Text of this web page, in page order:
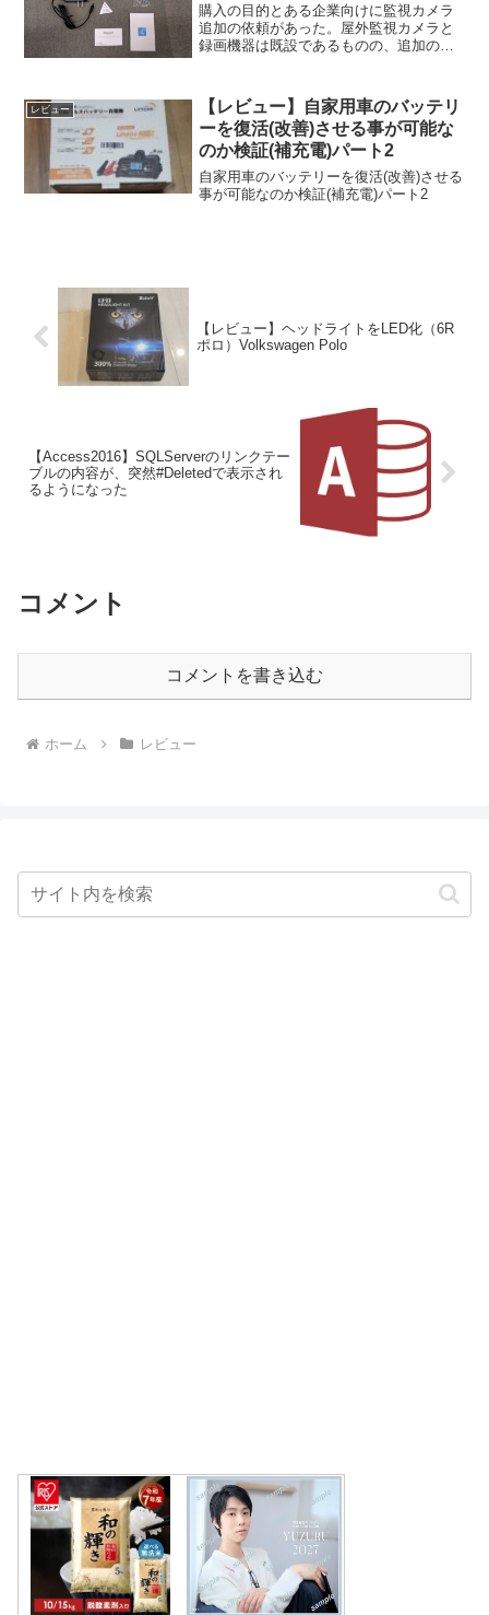
購入の目的とある企業向けに監視カメラ
追加の依頼があった。屋外監視カメラと
録画機器は既設であるものの、追加のカ
視カメラになるので、ネットワークカメ
ラで十分と考え調査を行う...
レビュー
【レビュー】自家用車のバッテリ
ーを復活(改善)させる事が可能な
のか検証(補充電)パート2
自家用車のバッテリーを復活(改善)させる
事が可能なのか検証(補充電)パート2
【レビュー】ヘッドライトをLED化（6R
ポロ）Volkswagen Polo
【Access2016】SQLServerのリンクテー
ブルの内容が、突然#Deletedで表示され
るようになった
コメント
コメントを書き込む
ホーム レビュー